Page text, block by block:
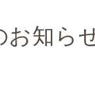
お知ら